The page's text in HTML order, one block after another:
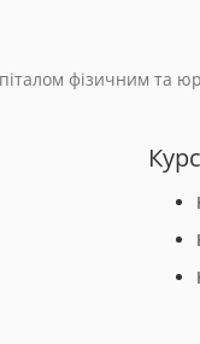
фізичним та